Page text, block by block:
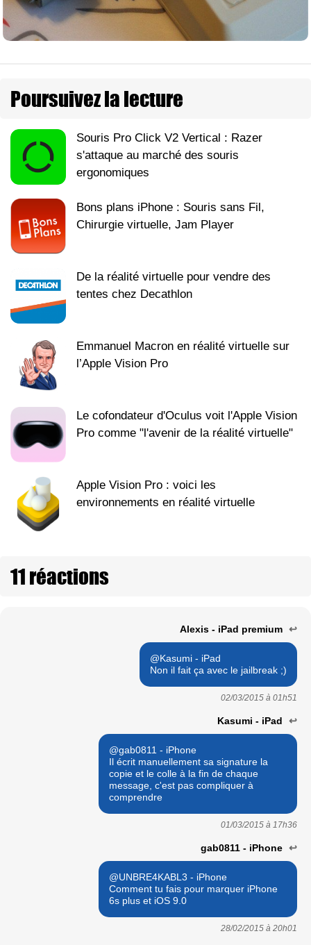
Poursuivez la lecture
Souris Pro Click V2 Vertical : Razer
s'attaque au marché des souris
ergonomiques
Bons plans iPhone : Souris sans Fil,
Chirurgie virtuelle, Jam Player
De la réalité virtuelle pour vendre des
tentes chez Decathlon
Emmanuel Macron en réalité virtuelle sur
l’Apple Vision Pro
Le cofondateur d'Oculus voit l'Apple Vision
Pro comme "l'avenir de la réalité virtuelle"
Apple Vision Pro : voici les
environnements en réalité virtuelle
11 réactions
Alexis - iPad premium ↩
@Kasumi - iPad
Non il fait ça avec le jailbreak ;)
02/03/2015 à 01h51
Kasumi - iPad ↩
@gab0811 - iPhone
Il écrit manuellement sa signature la
copie et le colle à la fin de chaque
message, c'est pas compliquer à
comprendre
01/03/2015 à 17h36
gab0811 - iPhone ↩
@UNBRE4KABL3 - iPhone
Comment tu fais pour marquer iPhone
6s plus et iOS 9.0
28/02/2015 à 20h01